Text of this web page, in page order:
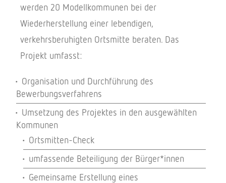
werden 20 Modellkommunen bei der
Wiederherstellung einer lebendigen,
verkehrsberuhigten Ortsmitte beraten. Das
Projekt umfasst:
Organisation und Durchführung des
Bewerbungsverfahrens
Umsetzung des Projektes in den ausgewählten
Kommunen
Ortsmitten-Check
umfassende Beteiligung der Bürger*innen
Gemeinsame Erstellung eines